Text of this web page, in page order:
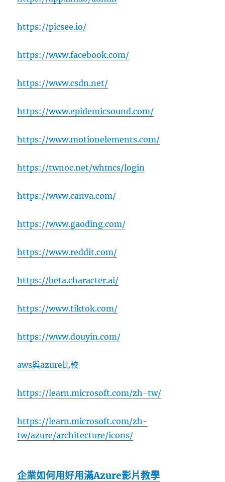
https://picsee.io/
https://www.facebook.com/
https://www.csdn.net/
https://www.epidemicsound.com/
https://www.motionelements.com/
https://twnoc.net/whmcs/login
https://www.canva.com/
https://www.gaoding.com/
https://www.reddit.com/
https://beta.character.ai/
https://www.tiktok.com/
https://www.douyin.com/
aws與azure比較
https://learn.microsoft.com/zh-tw/
https://learn.microsoft.com/zh-
tw/azure/architecture/icons/
企業如何用好用滿Azure影片教學